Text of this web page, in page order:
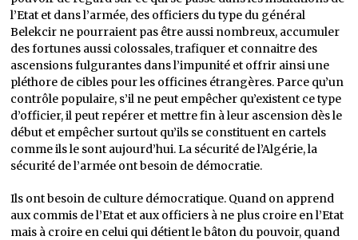
l’Etat et dans l’armée, des officiers du type du général
Belekcir ne pourraient pas être aussi nombreux, accumuler
des fortunes aussi colossales, trafiquer et connaitre des
ascensions fulgurantes dans l’impunité et offrir ainsi une
pléthore de cibles pour les officines étrangères. Parce qu’un
contrôle populaire, s’il ne peut empêcher qu’existent ce type
d’officier, il peut repérer et mettre fin à leur ascension dès le
début et empêcher surtout qu’ils se constituent en cartels
comme ils le sont aujourd’hui. La sécurité de l’Algérie, la
sécurité de l’armée ont besoin de démocratie.
Ils ont besoin de culture démocratique. Quand on apprend
aux commis de l’Etat et aux officiers à ne plus croire en l’Etat
mais à croire en celui qui détient le bâton du pouvoir, quand